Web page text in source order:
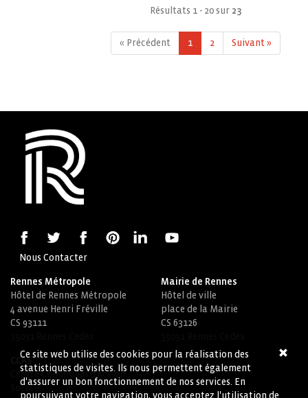
Ce site web utilise des cookies pour la réalisation des
statistiques de visites. Ils nous permettent également
d'assurer un bon fonctionnement de nos services. En
poursuivant votre navigation, vous acceptez l'utilisation de
Résultats 1 - 20 sur 23
« Précédent 1 2 Suivant »
Nous Contacter
Rennes Métropole
Hôtel de Rennes Métropole
4 avenue Henri Fréville
CS 93111
Mairie de Rennes
Hôtel de ville
place de la Mairie
CS 63126
CCAS
Centre Communal d'Action
Sociale